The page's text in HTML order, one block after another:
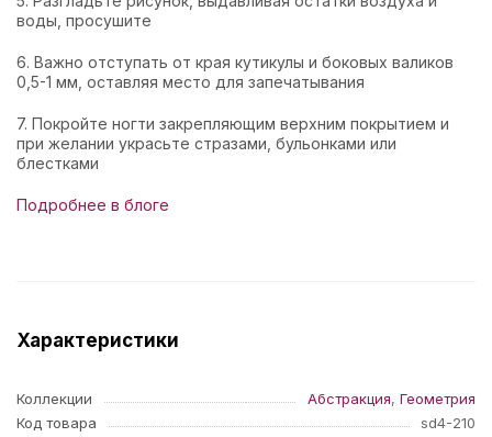
воды, просушите
6. Важно отступать от края кутикулы и боковых валиков
0,5-1 мм, оставляя место для запечатывания
7. Покройте ногти закрепляющим верхним покрытием и
при желании украсьте стразами, бульонками или
блестками
Подробнее в блоге
Характеристики
Коллекции Абстракция, Геометрия
Код товара
sd4-210